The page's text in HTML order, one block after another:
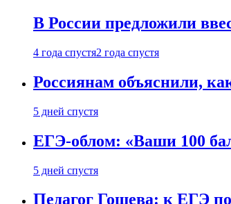
В России предложили
4 года спустя2 года спустя
Россиянам объяснили,
5 дней спустя
ЕГЭ-облом: «Ваши 100
5 дней спустя
Педагог Гошева: к ЕГЭ